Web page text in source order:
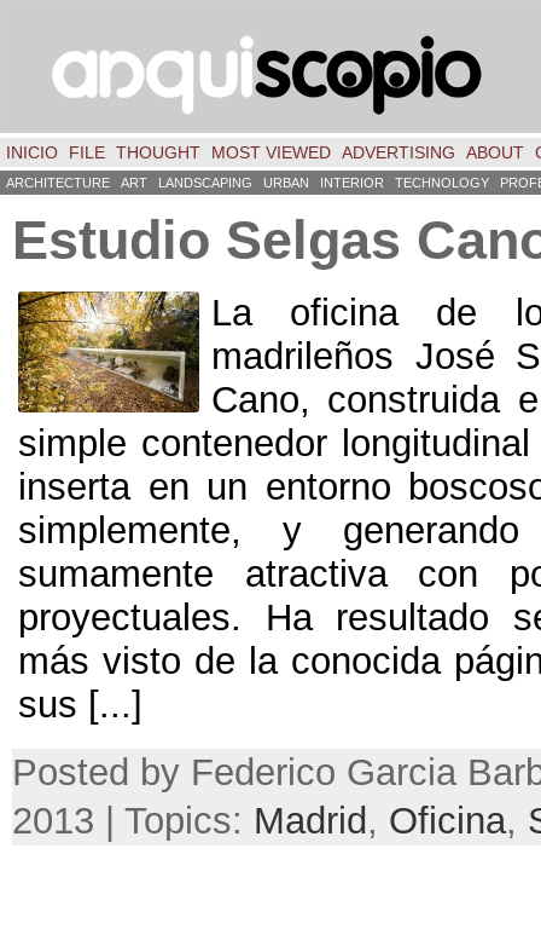
INICIO FILE THOUGHT MOST VIEWED ADVERTISING ABOUT
ARCHITECTURE ART LANDSCAPING URBAN INTERIOR TECHNOLOGY
Estudio Selgas
La oficina de
madrileños José
Cano, construida
simple contenedor
inserta en un entorno
simplemente, y
sumamente atractiva con
proyectuales. Ha resultado
más visto de la conocida
sus [...]
Posted by Federico Garcia
2013 | Topics: Madrid, Oficina,